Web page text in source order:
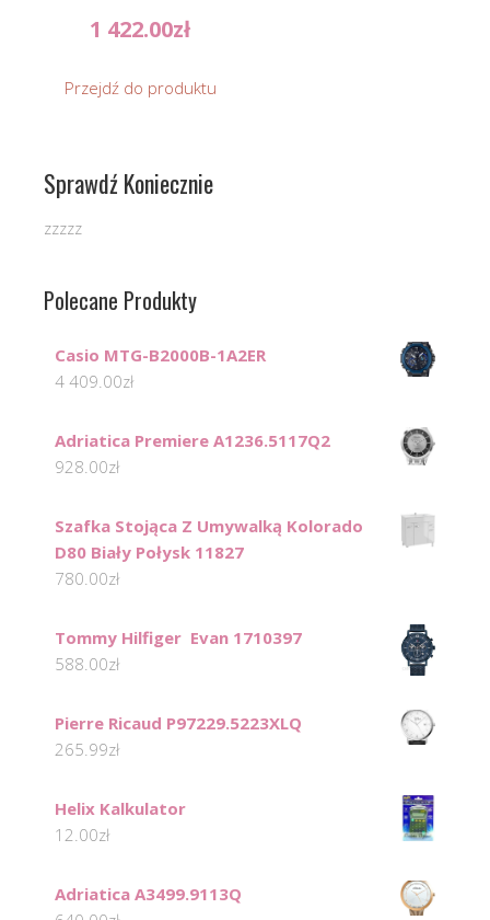
1 422.00zł
Przejdź do produktu
Sprawdź Koniecznie
zzzzz
Polecane Produkty
Casio MTG-B2000B-1A2ER
4 409.00zł
Adriatica Premiere A1236.5117Q2
928.00zł
Szafka Stojąca Z Umywalką Kolorado
D80 Biały Połysk 11827
780.00zł
Tommy Hilfiger Evan 1710397
588.00zł
Pierre Ricaud P97229.5223XLQ
265.99zł
Helix Kalkulator
12.00zł
Adriatica A3499.9113Q